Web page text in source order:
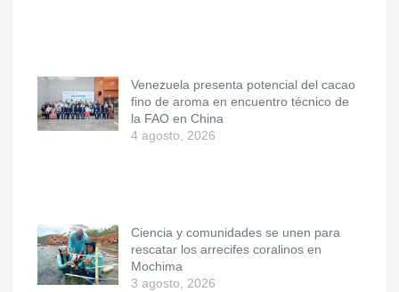
Venezuela presenta potencial del cacao
fino de aroma en encuentro técnico de
la FAO en China
4 agosto, 2026
Ciencia y comunidades se unen para
rescatar los arrecifes coralinos en
Mochima
3 agosto, 2026